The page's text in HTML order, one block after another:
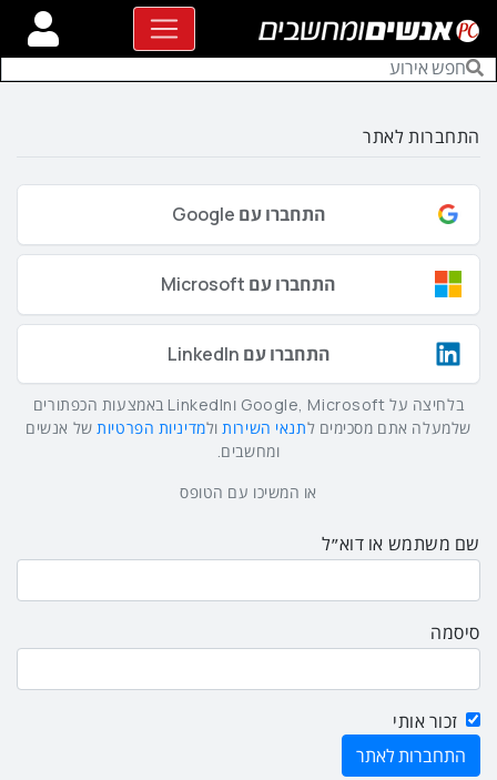
התחברות לאתר
התחברו עם Google
התחברו עם Microsoft
התחברו עם LinkedIn
בלחיצה על Google, Microsoft וLinkedIn באמצעות הכפתורים
שלמעלה אתם מסכימים לתנאי השירותולמדיניות הפרטיותשל אנשים
ומחשבים.
או המשיכו עם הטופס
שם משתמש או דוא״ל
סיסמה
זכור אותי